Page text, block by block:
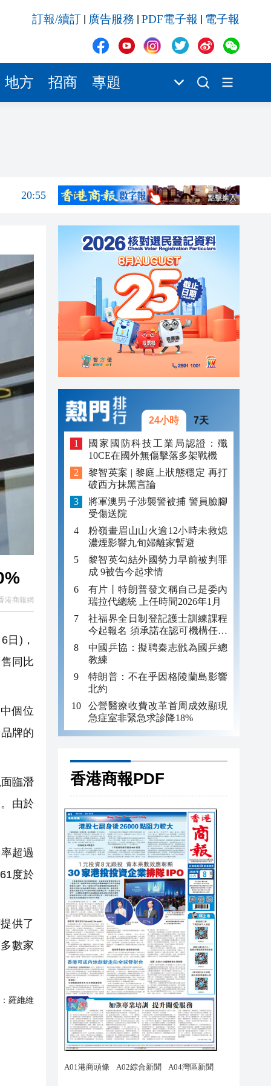
訂報/續訂 廣告服務 PDF電子報 電子報
地方 招商 專題
20:42
20:41
20:55
20:41
20:40
20:39
20:55
20:41
20:40
90%
港商報網
日)，
同比
個位
牌的
臨潛
由於
超過
度於
供了
數家
羅維維
24小時 7天
國家國防科技工業局認證：殲
10CE在國外無傷擊落多架戰機
黎智英案 | 黎庭上狀態穩定 再打
破西方抹黑言論
將軍澳男子涉襲警被捕 警員臉腳
受傷送院
粉嶺畫眉山山火逾12小時未救熄
濃煙影響九旬婦離家暫避
黎智英勾結外國勢力早前被判罪
成 9被告今起求情
有片丨特朗普發文稱自己是委內
瑞拉代總統 上任時間2026年1月
社福界全日制登記護士訓練課程
今起報名 須承諾在認可機構任職
至少三年
中國乒協：擬聘秦志戩為國乒總
教練
特朗普：不在乎因格陵蘭島影響
北約
公營醫療收費改革首周成效顯現
急症室非緊急求診降18%
香港商報PDF